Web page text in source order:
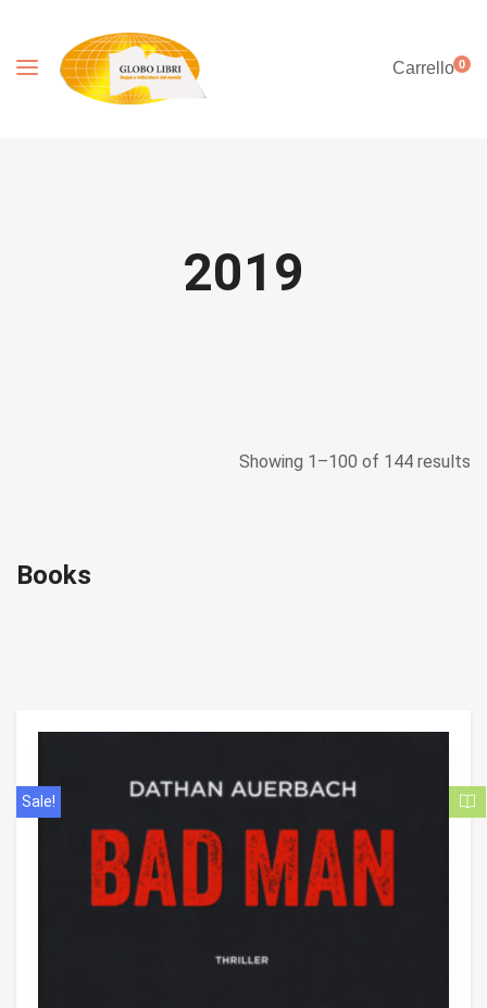
Carrello0
2019
Showing 1–100 of 144 results
Books
Sale!